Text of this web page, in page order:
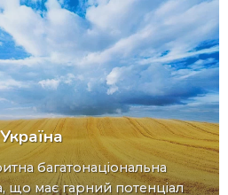
Україна
що має гарний потенціал